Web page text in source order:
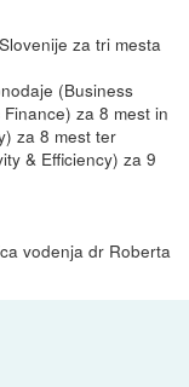
za tri mesta
(Business
za 8 mest in
za 8 mest ter
& Efficiency) za 9
vodenja dr Roberta